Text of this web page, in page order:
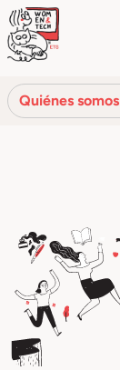
Quiénes somos